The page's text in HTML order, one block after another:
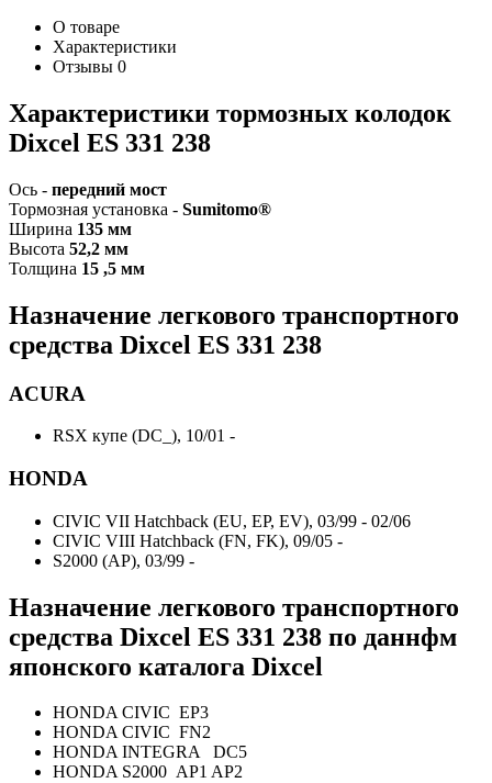
О товаре
Характеристики
Отзывы 0
Характеристики тормозных колодок
Dixcel ES 331 238
Ось - передний мост
Тормозная установка - Sumitomo®
Ширина 135 мм
Высота 52,2 мм
Толщина 15 ,5 мм
Назначение легкового транспортного
средства Dixcel ES 331 238
ACURA
RSX купе (DC_), 10/01 -
HONDA
CIVIC VII Hatchback (EU, EP, EV), 03/99 - 02/06
CIVIC VIII Hatchback (FN, FK), 09/05 -
S2000 (AP), 03/99 -
Назначение легкового транспортного
средства Dixcel ES 331 238 по даннфм
японского каталога Dixcel
HONDA CIVIC EP3
HONDA CIVIC FN2
HONDA INTEGRA DC5
HONDA S2000 AP1 AP2